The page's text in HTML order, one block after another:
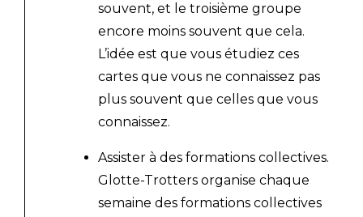
souvent, et le troisième groupe
encore moins souvent que cela.
L’idée est que vous étudiez ces
cartes que vous ne connaissez pas
plus souvent que celles que vous
connaissez.
Assister à des formations collectives.
Glotte-Trotters organise chaque
semaine des formations collectives